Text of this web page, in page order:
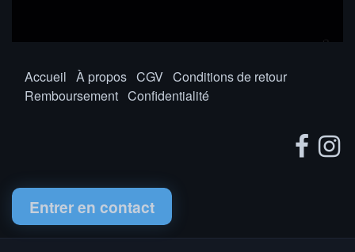
Accueil À propos CGV Conditions de retour
Remboursement Confidentialité
Entrer en contact